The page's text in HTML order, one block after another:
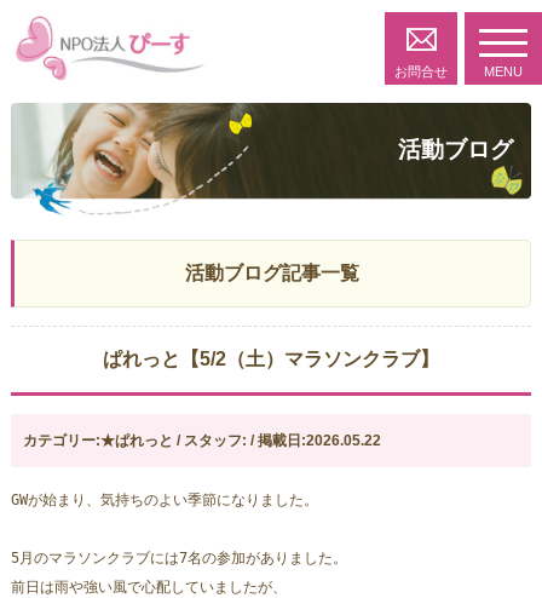
お問合せ MENU
活動ブログ
活動ブログ記事一覧
ぱれっと【5/2（土）マラソンクラブ】
カテゴリー:★ぱれっと / スタッフ: / 掲載日:2026.05.22
GWが始まり、気持ちのよい季節になりました。
5月のマラソンクラブには7名の参加がありました。
前日は雨や強い風で心配していましたが、